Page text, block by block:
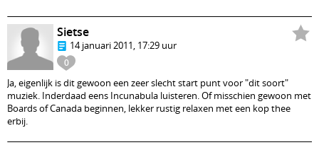
0
Sietse
14 januari 2011, 17:29 uur
Ja, eigenlijk is dit gewoon een zeer slecht start punt voor "dit soort"
muziek. Inderdaad eens Incunabula luisteren. Of misschien gewoon met
Boards of Canada beginnen, lekker rustig relaxen met een kop thee
erbij.